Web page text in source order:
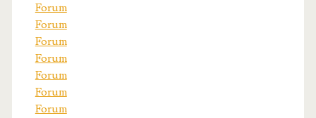
Forum
Forum
Forum
Forum
Forum
Forum
Forum